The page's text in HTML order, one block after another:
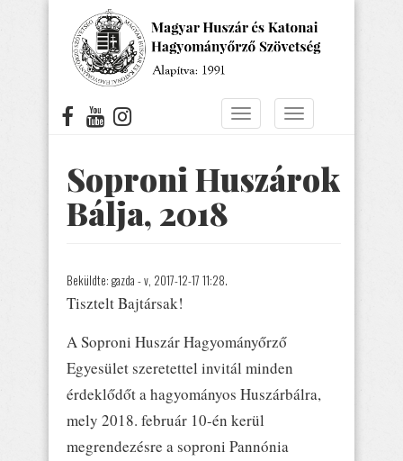
Navigáció
Navigáció
Soproni Huszárok
Bálja, 2018
Beküldte: gazda - v, 2017-12-17 11:28.
Tisztelt Bajtársak!
A Soproni Huszár Hagyományőrző
Egyesület szeretettel invitál minden
érdeklődőt a hagyományos Huszárbálra,
mely 2018. február 10-én kerül
megrendezésre a soproni Pannónia